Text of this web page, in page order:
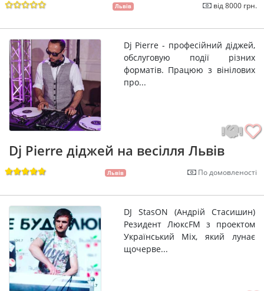
Львів від 8000 грн.
Dj Pierre - професійний діджей,
обслуговую події різних
форматів. Працюю з вінілових
про...
Dj Pierre діджей на весілля Львів
Львів По домовленості
DJ StasON (Андрій Стасишин)
Резидент ЛюксFM з проектом
Український Mix, який лунає
щочерве...